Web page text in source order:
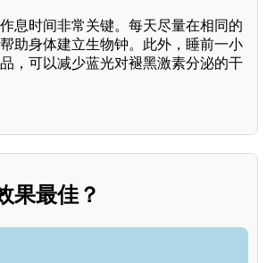
息时间非常关键。每天尽量在相同的
助身体建立生物钟。此外，睡前一小
，可以减少蓝光对褪黑激素分泌的干
果最佳？